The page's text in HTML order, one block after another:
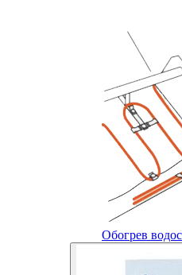
Обогрев